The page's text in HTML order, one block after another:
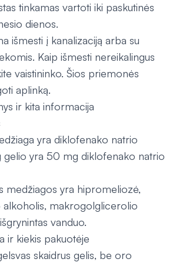
tinkamas vartoti iki paskutinės
dienos.
išmesti į kanalizaciją arba su
Kaip išmesti nereikalingus
vaistininko. Šios priemonės
aplinką.
ir kita informacija
yra diklofenako natrio
gelio yra 50 mg diklofenako natrio
medžiagos yra hipromeliozė,
makrogolglicerolio
vanduo.
ir kiekis pakuotėje
skaidrus gelis, be oro